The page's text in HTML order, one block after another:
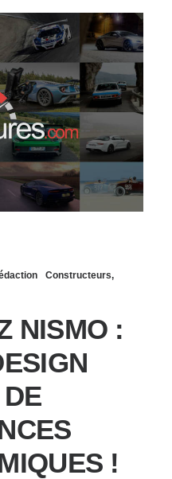
Constructeurs,
NISMO :
!